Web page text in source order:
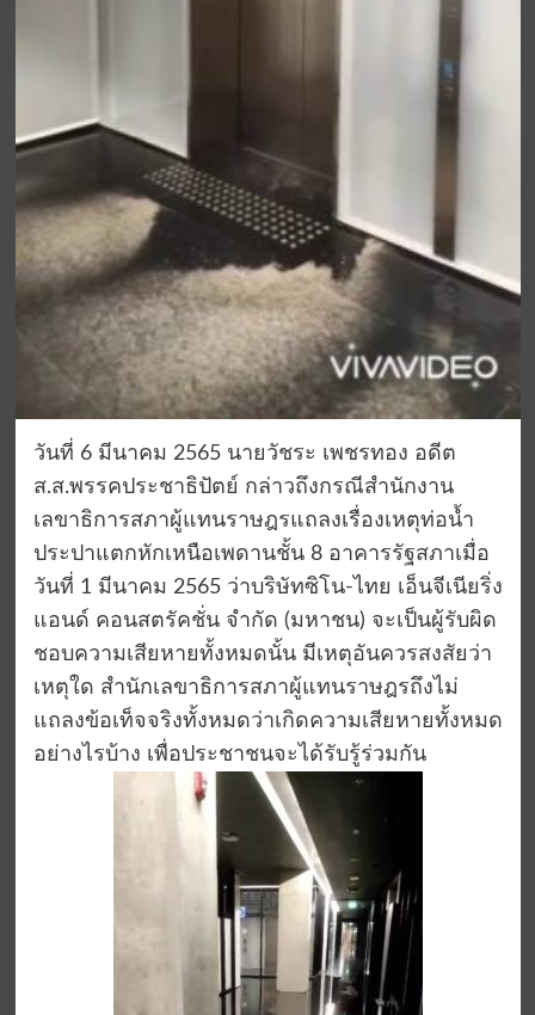
วันที่ 6 มีนาคม 2565 นายวัชระ เพชรทอง อดีต
ส.ส.พรรคประชาธิปัตย์ กล่าวถึงกรณีสำนักงาน
เลขาธิการสภาผู้แทนราษฎรแถลงเรื่องเหตุท่อน้ำ
ประปาแตกหักเหนือเพดานชั้น 8 อาคารรัฐสภาเมื่อ
วันที่ 1 มีนาคม 2565 ว่าบริษัทซิโน-ไทย เอ็นจีเนียริ่ง
แอนด์ คอนสตรัคชั่น จำกัด (มหาชน) จะเป็นผู้รับผิด
ชอบความเสียหายทั้งหมดนั้น มีเหตุอันควรสงสัยว่า
เหตุใด สำนักเลขาธิการสภาผู้แทนราษฎรถึงไม่
แถลงข้อเท็จจริงทั้งหมดว่าเกิดความเสียหายทั้งหมด
อย่างไรบ้าง เพื่อประชาชนจะได้รับรู้ร่วมกัน